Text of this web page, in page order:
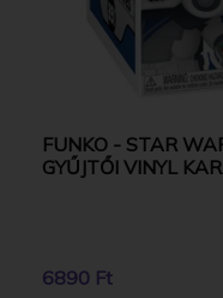
FUNKO - STAR
GYŰJTŐI VINYL
6890 Ft